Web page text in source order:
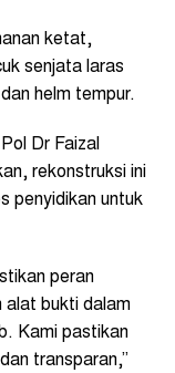
ketat,
senjata laras
helm tempur.
Dr Faizal
rekonstruksi ini
penyidikan untuk
peran
alat bukti dalam
Kami pastikan
transparan,”